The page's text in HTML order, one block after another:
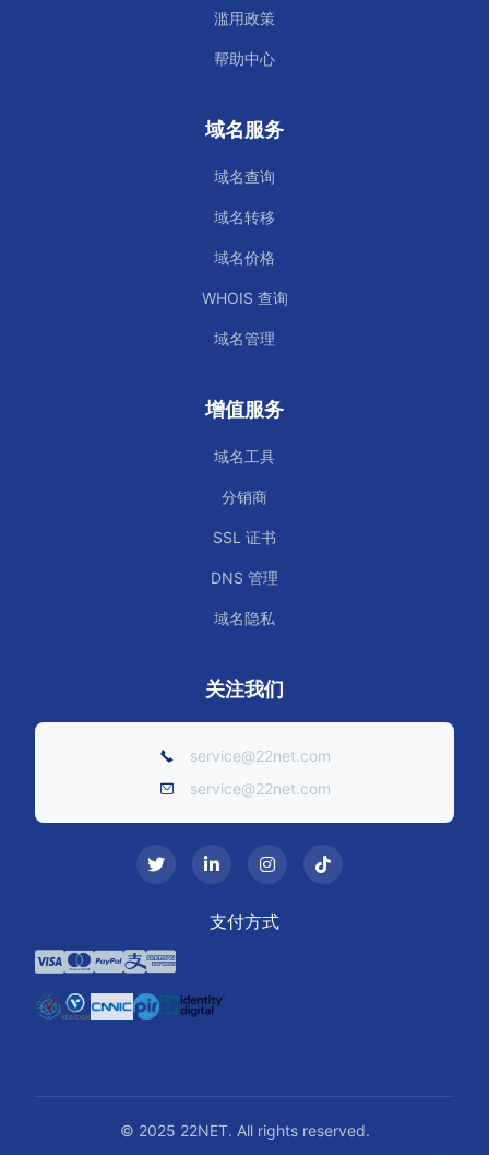
滥用政策
帮助中心
域名服务
域名查询
域名转移
域名价格
WHOIS 查询
域名管理
增值服务
域名工具
分销商
SSL 证书
DNS 管理
域名隐私
关注我们
service@22net.com
service@22net.com
支付方式
© 2025 22NET. All rights reserved.